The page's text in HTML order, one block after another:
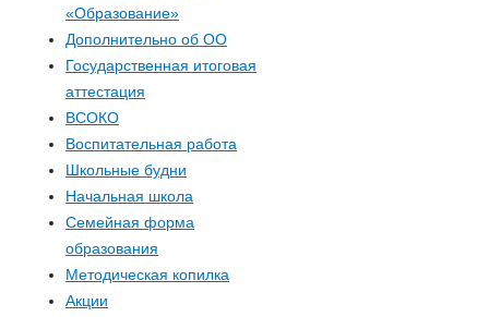
«Образование»
Дополнительно об ОО
Государственная итоговая
аттестация
ВСОКО
Воспитательная работа
Школьные будни
Начальная школа
Семейная форма
образования
Методическая копилка
Акции